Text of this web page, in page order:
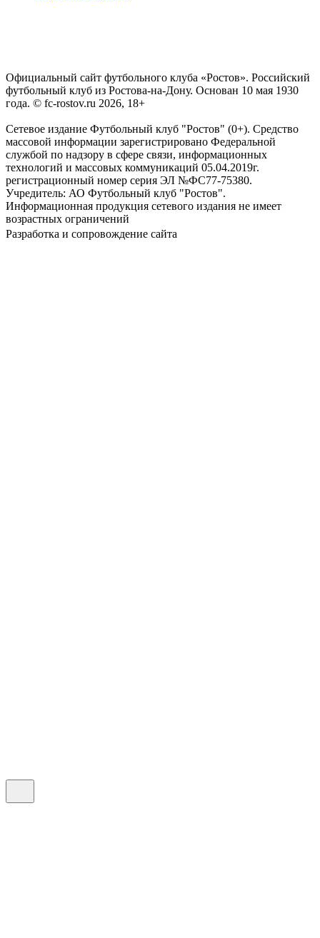
Официальный сайт футбольного клуба «Ростов». Российский
футбольный клуб из Ростова-на-Дону. Основан 10 мая 1930
года. © fc-rostov.ru 2026, 18+
Сетевое издание Футбольный клуб "Ростов" (0+). Средство
массовой информации зарегистрировано Федеральной
службой по надзору в сфере связи, информационных
технологий и массовых коммуникаций 05.04.2019г.
регистрационный номер серия ЭЛ №ФС77-75380.
Учредитель: АО Футбольный клуб "Ростов".
Информационная продукция сетевого издания не имеет
возрастных ограничений
Разработка и сопровождение сайта